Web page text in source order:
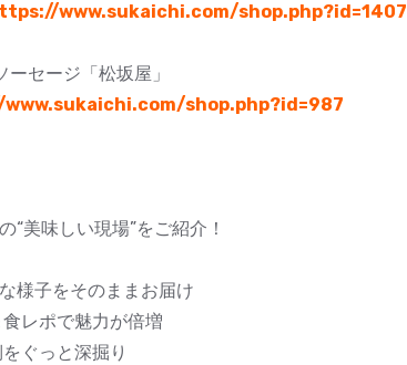
www.sukaichi.com/shop.php?id=1407
セージ「松坂屋」
shop.php?id=987
“美味しい現場”をご紹介！
様子をそのままお届け
レポで魅力が倍増
ぐっと深掘り